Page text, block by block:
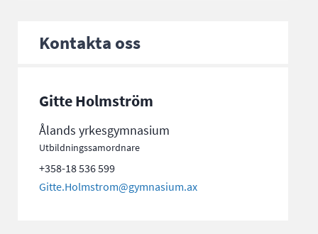
Kontakta oss
Gitte Holmström
Ålands yrkesgymnasium
Utbildningssamordnare
+358-18 536 599
Gitte.Holmstrom@gymnasium.ax